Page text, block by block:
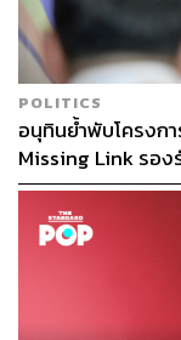
POLITICS
อนุทินย้ำพับโครงก
Missing Link รอง